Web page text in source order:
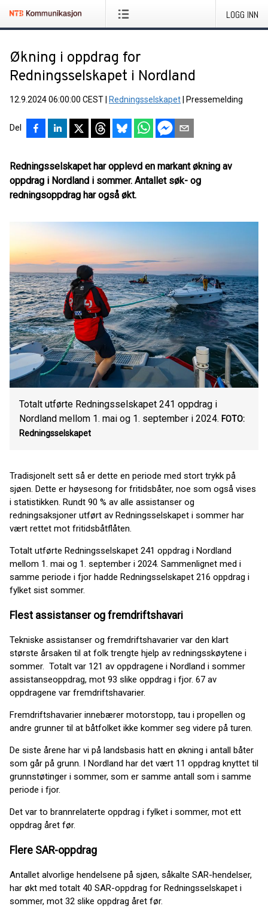
LOGG INN
Økning i oppdrag for
Redningsselskapet i Nordland
12.9.2024 06:00:00 CEST Redningsselskapet Pressemelding
Del
Redningsselskapet har opplevd en markant økning av
oppdrag i Nordland i sommer. Antallet søk- og
redningsoppdrag har også økt.
Totalt utførte Redningsselskapet 241 oppdrag i
Nordland mellom 1. mai og 1. september i 2024. FOTO:
Redningsselskapet
Tradisjonelt sett så er dette en periode med stort trykk på
sjøen. Dette er høysesong for fritidsbåter, noe som også vises
i statistikken. Rundt 90 % av alle assistanser og
redningsaksjoner utført av Redningsselskapet i sommer har
vært rettet mot fritidsbåtflåten.
Totalt utførte Redningsselskapet 241 oppdrag i Nordland
mellom 1. mai og 1. september i 2024. Sammenlignet med i
samme periode i fjor hadde Redningsselskapet 216 oppdrag i
fylket sist sommer.
Flest assistanser og fremdriftshavari
Tekniske assistanser og fremdriftshavarier var den klart
største årsaken til at folk trengte hjelp av redningsskøytene i
sommer. Totalt var 121 av oppdragene i Nordland i sommer
assistanseoppdrag, mot 93 slike oppdrag i fjor. 67 av
oppdragene var fremdriftshavarier.
Fremdriftshavarier innebærer motorstopp, tau i propellen og
andre grunner til at båtfolket ikke kommer seg videre på turen.
De siste årene har vi på landsbasis hatt en økning i antall båter
som går på grunn. I Nordland har det vært 11 oppdrag knyttet til
grunnstøtinger i sommer, som er samme antall som i samme
periode i fjor.
Det var to brannrelaterte oppdrag i fylket i sommer, mot ett
oppdrag året før.
Flere SAR-oppdrag
Antallet alvorlige hendelsene på sjøen, såkalte SAR-hendelser,
har økt med totalt 40 SAR-oppdrag for Redningsselskapet i
sommer, mot 32 slike oppdrag året før.